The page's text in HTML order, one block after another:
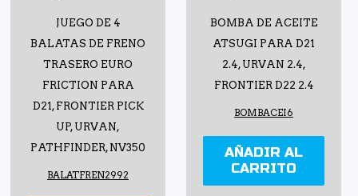
JUEGO DE 4
BALATAS DE FRENO
TRASERO EURO
FRICTION PARA
D21, FRONTIER PICK
UP, URVAN,
PATHFINDER, NV350
BALATFREN2992
BOMBA DE ACEITE
ATSUGI PARA D21
2.4, URVAN 2.4,
FRONTIER D22 2.4
BOMBACEI6
AÑADIR AL
CARRITO